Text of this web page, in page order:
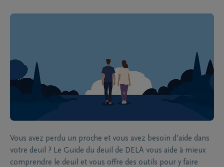
Vous avez perdu un proche et vous avez besoin d’aide dans
votre deuil ? Le Guide du deuil de DELA vous aide à mieux
comprendre le deuil et vous offre des outils pour y faire